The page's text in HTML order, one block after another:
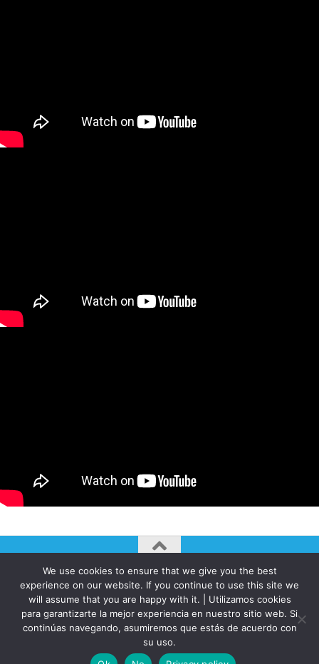
AUTOGIRO/el giro del arte actual © JAVIER MARTINEZ 2026. All
Rights Reserved.
Funciona con - Diseñado con elTema Hueman
We use cookies to ensure that we give you the best
experience on our website. If you continue to use this site we
will assume that you are happy with it. | Utilizamos cookies
para garantizarte la mejor experiencia en nuestro sitio web. Si
continúas navegando, asumiremos que estás de acuerdo con
su uso.